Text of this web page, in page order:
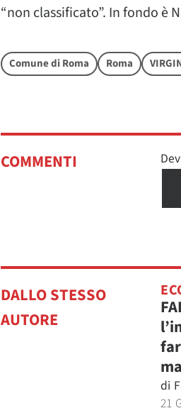
“non classificato”. In fondo è
Comune di Roma Roma
COMMENTI
DALLO STESSO
AUTORE
di
21